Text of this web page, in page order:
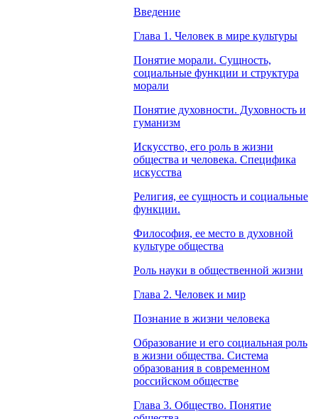
Введение
Глава 1. Человек в мире культуры
Понятие морали. Сущность,
социальные функции и структура
морали
Понятие духовности. Духовность и
гуманизм
Искусство, его роль в жизни
общества и человека. Специфика
искусства
Религия, ее сущность и социальные
функции.
Философия, ее место в духовной
культуре общества
Роль науки в общественной жизни
Глава 2. Человек и мир
Познание в жизни человека
Образование и его социальная роль
в жизни общества. Система
образования в современном
российском обществе
Глава 3. Общество. Понятие